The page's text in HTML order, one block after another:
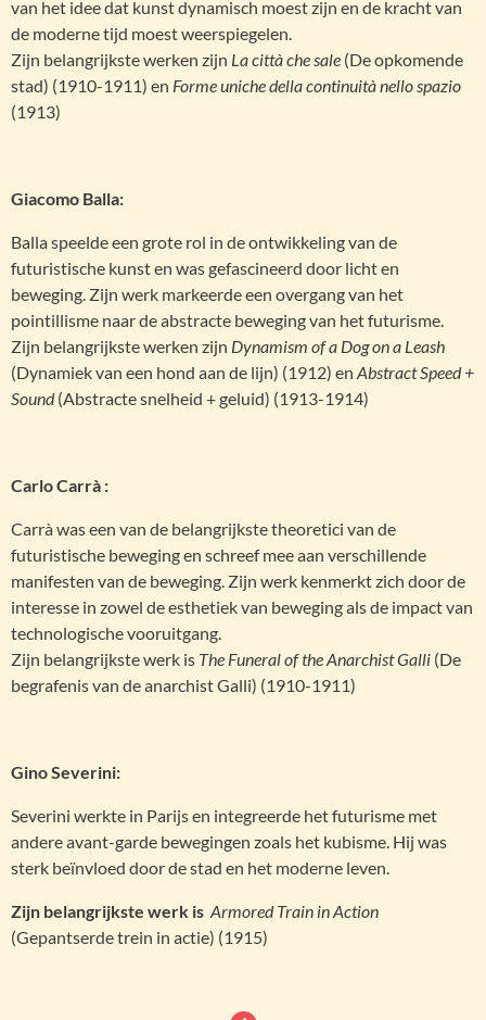
van het idee dat kunst dynamisch moest zijn en de kracht van
de moderne tijd moest weerspiegelen.
Zijn belangrijkste werken zijn La città che sale (De opkomende
stad) (1910-1911) en Forme uniche della continuità nello spazio
(1913)
Giacomo Balla:
Balla speelde een grote rol in de ontwikkeling van de
futuristische kunst en was gefascineerd door licht en
beweging. Zijn werk markeerde een overgang van het
pointillisme naar de abstracte beweging van het futurisme.
Zijn belangrijkste werken zijn Dynamism of a Dog on a Leash
(Dynamiek van een hond aan de lijn) (1912) en Abstract Speed +
Sound(Abstracte snelheid + geluid) (1913-1914)
Carlo Carrà :
Carrà was een van de belangrijkste theoretici van de
futuristische beweging en schreef mee aan verschillende
manifesten van de beweging. Zijn werk kenmerkt zich door de
interesse in zowel de esthetiek van beweging als de impact van
technologische vooruitgang.
Zijn belangrijkste werk is The Funeral of the Anarchist Galli (De
begrafenis van de anarchist Galli) (1910-1911)
Gino Severini:
Severini werkte in Parijs en integreerde het futurisme met
andere avant-garde bewegingen zoals het kubisme. Hij was
sterk beïnvloed door de stad en het moderne leven.
Zijn belangrijkste werk is Armored Train in Action
(Gepantserde trein in actie) (1915)